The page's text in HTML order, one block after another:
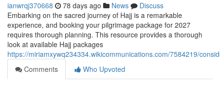
ianwrqj370668 78 days ago News
Discuss
Embarking on the sacred journey of Hajj is a remarkable
experience, and booking your pilgrimage package for 2027
requires thorough planning. This resource provides a thorough
look at available Hajj packages
https://miriamxywq234334.wikicommunications.com/7584219/
Comments
Who Upvoted